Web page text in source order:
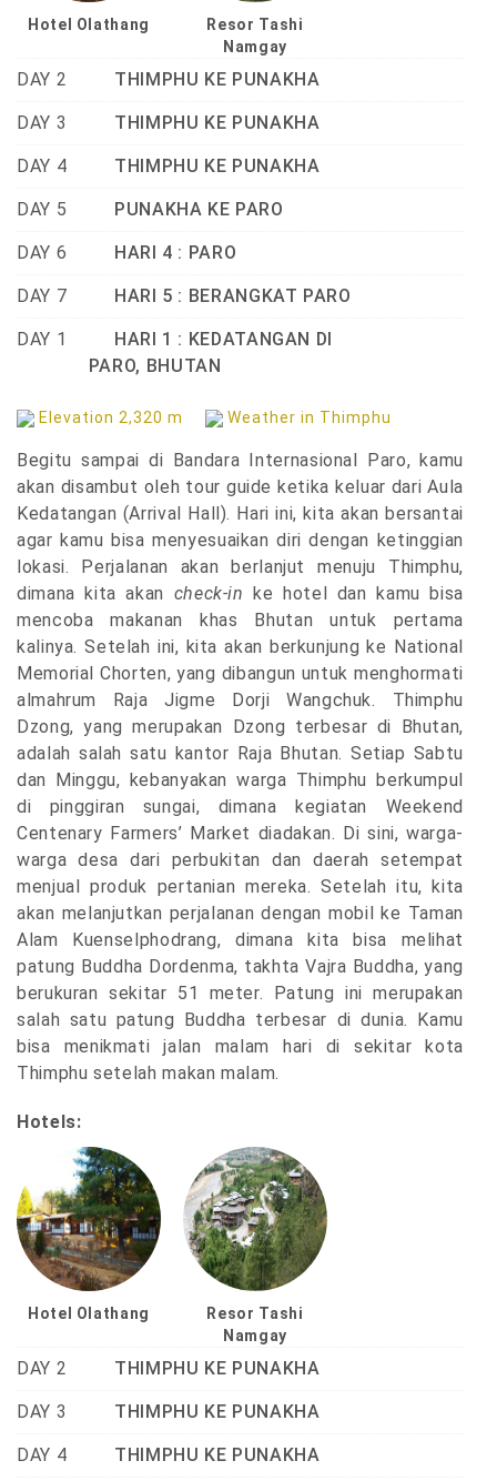
Hotel Olathang
Resor Tashi
Namgay
DAY 2 THIMPHU KE PUNAKHA
DAY 3 THIMPHU KE PUNAKHA
DAY 4 THIMPHU KE PUNAKHA
DAY 5 PUNAKHA KE PARO
DAY 6 HARI 4 : PARO
DAY 7 HARI 5 : BERANGKAT PARO
DAY 1
HARI 1 : KEDATANGAN DI
PARO, BHUTAN
Elevation 2,320 m Weather in Thimphu
Begitu sampai di Bandara Internasional Paro, kamu
akan disambut oleh tour guide ketika keluar dari Aula
Kedatangan (Arrival Hall). Hari ini, kita akan bersantai
agar kamu bisa menyesuaikan diri dengan ketinggian
lokasi. Perjalanan akan berlanjut menuju Thimphu,
dimana kita akan check-in ke hotel dan kamu bisa
mencoba makanan khas Bhutan untuk pertama
kalinya. Setelah ini, kita akan berkunjung ke National
Memorial Chorten, yang dibangun untuk menghormati
almahrum Raja Jigme Dorji Wangchuk. Thimphu
Dzong, yang merupakan Dzong terbesar di Bhutan,
adalah salah satu kantor Raja Bhutan. Setiap Sabtu
dan Minggu, kebanyakan warga Thimphu berkumpul
di pinggiran sungai, dimana kegiatan Weekend
Centenary Farmers’ Market diadakan. Di sini, warga-
warga desa dari perbukitan dan daerah setempat
menjual produk pertanian mereka. Setelah itu, kita
akan melanjutkan perjalanan dengan mobil ke Taman
Alam Kuenselphodrang, dimana kita bisa melihat
patung Buddha Dordenma, takhta Vajra Buddha, yang
berukuran sekitar 51 meter. Patung ini merupakan
salah satu patung Buddha terbesar di dunia. Kamu
bisa menikmati jalan malam hari di sekitar kota
Thimphu setelah makan malam.
Hotels:
Hotel Olathang
Resor Tashi
Namgay
DAY 2 THIMPHU KE PUNAKHA
DAY 3 THIMPHU KE PUNAKHA
DAY 4 THIMPHU KE PUNAKHA